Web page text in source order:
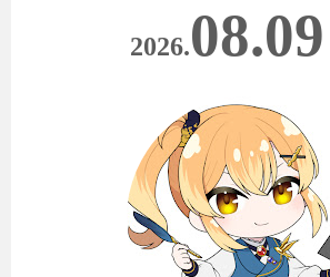
2026.08.09